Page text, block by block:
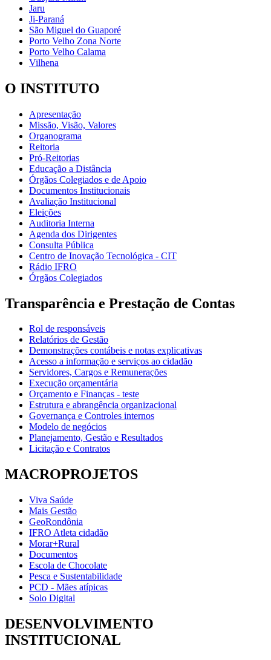
Jaru
Ji-Paraná
São Miguel do Guaporé
Porto Velho Zona Norte
Porto Velho Calama
Vilhena
O INSTITUTO
Apresentação
Missão, Visão, Valores
Organograma
Reitoria
Pró-Reitorias
Educação a Distância
Órgãos Colegiados e de Apoio
Documentos Institucionais
Avaliação Institucional
Eleições
Auditoria Interna
Agenda dos Dirigentes
Consulta Pública
Centro de Inovação Tecnológica - CIT
Rádio IFRO
Órgãos Colegiados
Transparência e Prestação de Contas
Rol de responsáveis
Relatórios de Gestão
Demonstrações contábeis e notas explicativas
Acesso a informação e serviços ao cidadão
Servidores, Cargos e Remunerações
Execução orçamentária
Orçamento e Finanças - teste
Estrutura e abrangência organizacional
Governança e Controles internos
Modelo de negócios
Planejamento, Gestão e Resultados
Licitação e Contratos
MACROPROJETOS
Viva Saúde
Mais Gestão
GeoRondônia
IFRO Atleta cidadão
Morar+Rural
Documentos
Escola de Chocolate
Pesca e Sustentabilidade
PCD - Mães atípicas
Solo Digital
DESENVOLVIMENTO
INSTITUCIONAL